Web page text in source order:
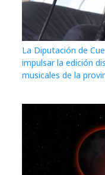
La Diputación de
impulsar la edición
musicales de la